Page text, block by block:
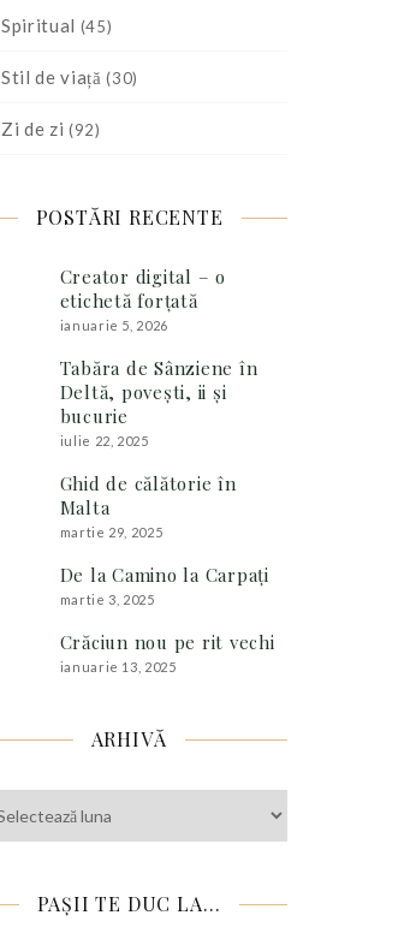
Spiritual (45)
Stil de viață (30)
Zi de zi (92)
POSTĂRI RECENTE
Creator digital – o
etichetă forțată
ianuarie 5, 2026
Tabăra de Sânziene în
Deltă, povești, ii și
bucurie
iulie 22, 2025
Ghid de călătorie în
Malta
martie 29, 2025
De la Camino la Carpați
martie 3, 2025
Crăciun nou pe rit vechi
ianuarie 13, 2025
ARHIVĂ
PAȘII TE DUC LA…